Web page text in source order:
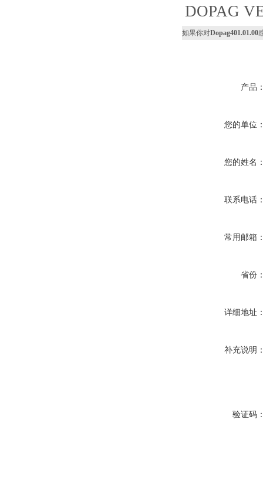
DOPAG
如果你对Dopag401.01.00
产品
您的单位
您的姓名
联系电话
常用邮箱
省份
详细地址
补充说明
验证码